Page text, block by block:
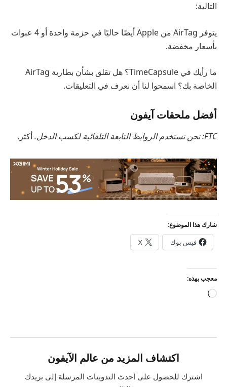
التالية:
يتوفر AirTag من Apple أيضًا حاليًا في حزمة واحدة أو 4 عبوات
بأسعار مخفضة.
ما رأيك في TimeCapsule؟ هل تقلق بشأن بطارية AirTag
الخاصة بك؟ اسمحوا لنا أن نعرف في التعليقات.
أفضل ملحقات آيفون
FTC: نحن نستخدم الروابط التابعة التلقائية لكسب الدخل. أكثر.
شارك هذا الموضوع:
فيس بوك X
معجب بهذه:
جاري
اكتشاف المزيد من عالم الآيفون
اشترك للحصول على أحدث التدوينات المرسلة إلى بريدك